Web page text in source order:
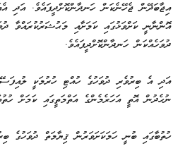
އިޖާބަދޭން ޖެހޭނެކަން ހަނދާންކޮށްދީފައެވެ. އަދި
އޮންނާނީ ކަށްވަޅުގައި ކަމަށާއި މަޙުޝަރުކުރައްވާ
ދުވަހެއްކަން ހަނދާންކޮށްދީފައެވެ.
އަދި އެ ބިރުވެރި ދުވަހުގެ ހުއްޓި ހުރުމަކީ
ނުހެދުން އޮތީ އަހަރެމެންގެ އަތްމަތީގައި ކަމަށް
ހުތުބާގައި ބުނީ ހަމަކަށަވަރުން ޤިޔާމަތް ދުވަހުގެ